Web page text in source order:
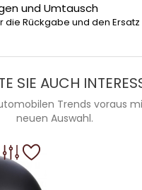
und Umtausch
die Rückgabe und den
SIE AUCH
Trends voraus
neuen Auswahl.